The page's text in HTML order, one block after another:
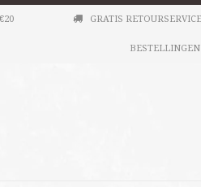
GRATIS
BESTELLINGEN